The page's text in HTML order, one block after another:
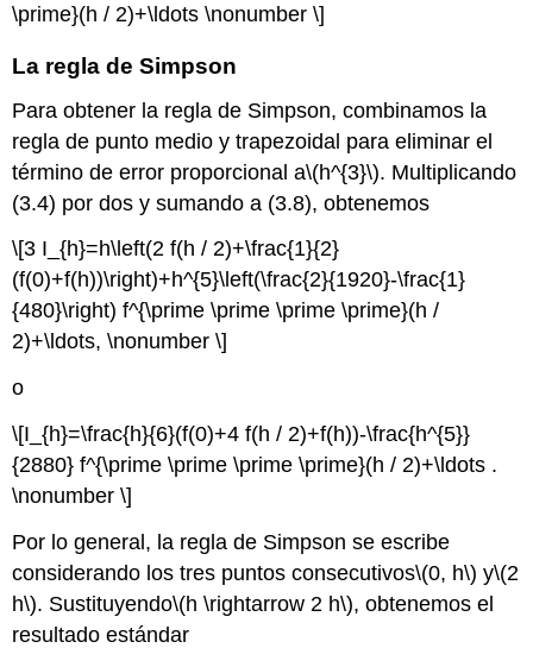
\prime}(h / 2)+\ldots \nonumber \]
La regla de Simpson
Para obtener la regla de Simpson, combinamos la
regla de punto medio y trapezoidal para eliminar el
término de error proporcional a\(h^{3}\). Multiplicando
(3.4) por dos y sumando a (3.8), obtenemos
\[3 I_{h}=h\left(2 f(h / 2)+\frac{1}{2}
(f(0)+f(h))\right)+h^{5}\left(\frac{2}{1920}-\frac{1}
{480}\right) f^{\prime \prime \prime \prime}(h /
2)+\ldots, \nonumber \]
o
\[I_{h}=\frac{h}{6}(f(0)+4 f(h / 2)+f(h))-\frac{h^{5}}
{2880} f^{\prime \prime \prime \prime}(h / 2)+\ldots .
\nonumber \]
Por lo general, la regla de Simpson se escribe
considerando los tres puntos consecutivos\(0, h\) y\(2
h\). Sustituyendo\(h \rightarrow 2 h\), obtenemos el
resultado estándar